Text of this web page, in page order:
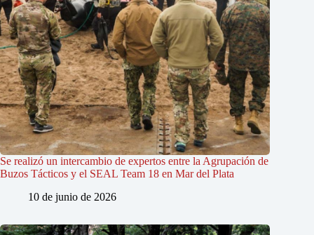
Se realizó un intercambio de expertos entre la Agrupación de
Buzos Tácticos y el SEAL Team 18 en Mar del Plata
10 de junio de 2026